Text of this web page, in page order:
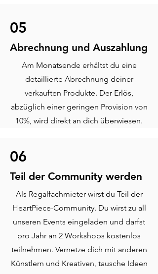
05
Abrechnung und Auszahlung
Am Monatsende erhältst du eine
detaillierte Abrechnung deiner
verkauften Produkte. Der Erlös,
abzüglich einer geringen Provision von
10%, wird direkt an dich überwiesen.
06
Teil der Community werden
Als Regalfachmieter wirst du Teil der
HeartPiece-Community. Du wirst zu all
unseren Events eingeladen und darfst
pro Jahr an 2 Workshops kostenlos
teilnehmen. Vernetze dich mit anderen
Künstlern und Kreativen, tausche Ideen